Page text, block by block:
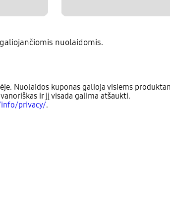
nuolaidomis.
Nuolaidos kuponas galioja visiems
ir jį visada galima atšaukti.
privacy/.